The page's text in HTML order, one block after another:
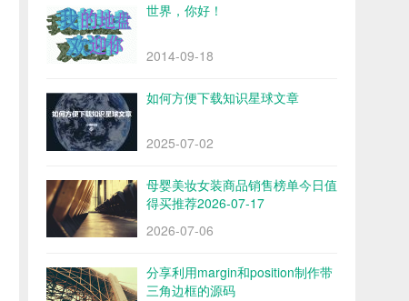
世界，你好！
2014-09-18
如何方便下载知识星球文章
2025-07-02
母婴美妆女装商品销售榜单今日值
得买推荐2026-07-17
2026-07-06
分享利用margin和position制作带
三角边框的源码